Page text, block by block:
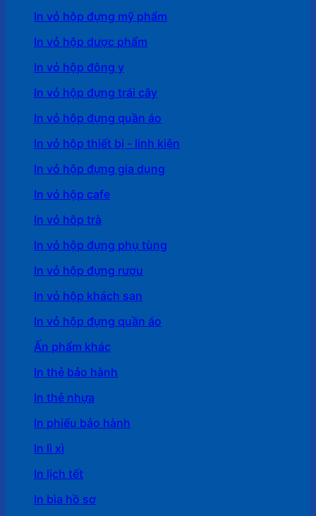
In vỏ hộp đựng mỹ phẩm
In vỏ hộp dược phẩm
In vỏ hộp đông y
In vỏ hộp đựng trái cây
In vỏ hộp đựng quần áo
In vỏ hộp thiết bị - linh kiện
In vỏ hộp đựng gia dụng
In vỏ hộp cafe
In vỏ hôp trà
In vỏ hộp đựng phụ tùng
In vỏ hộp đựng rượu
In vỏ hộp khách sạn
In vỏ hộp đựng quần áo
Ấn phẩm khác
In thẻ bảo hành
In thẻ nhựa
In phiếu bảo hành
In lì xì
In lịch tết
In bìa hồ sơ